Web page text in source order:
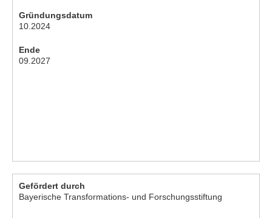
Gründungsdatum
10.2024
Ende
09.2027
Gefördert durch
Bayerische Transformations- und Forschungsstiftung